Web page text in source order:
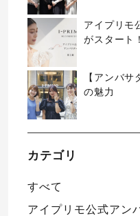
アイプリモ
がスタート！
【アンバ
の魅力
カテゴリ
すべて
アイプリモ公式アン